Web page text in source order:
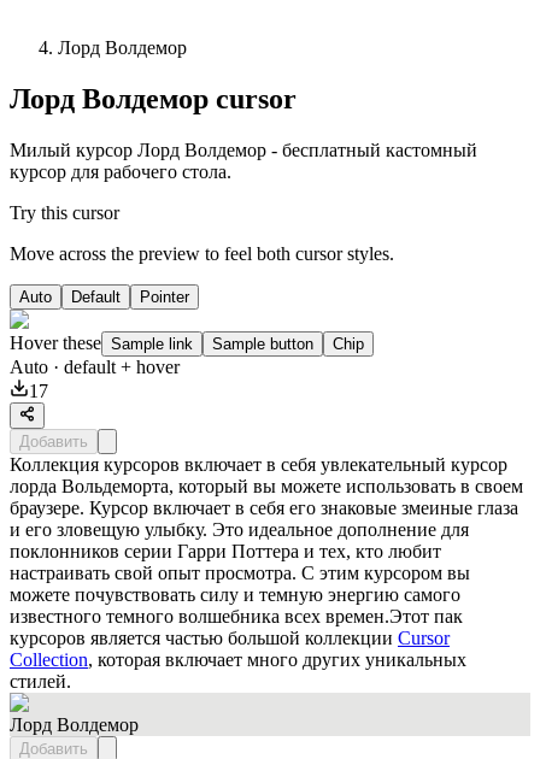
Лорд Волдемор
Лорд Волдемор cursor
Милый курсор Лорд Волдемор - бесплатный кастомный
курсор для рабочего стола.
Try this cursor
Move across the preview to feel both cursor styles.
Auto Default Pointer
Hover these Sample link Sample button Chip
Auto · default + hover
17
Добавить
Коллекция курсоров включает в себя увлекательный курсор
лорда Вольдеморта, который вы можете использовать в своем
браузере. Курсор включает в себя его знаковые змеиные глаза
и его зловещую улыбку. Это идеальное дополнение для
поклонников серии Гарри Поттера и тех, кто любит
настраивать свой опыт просмотра. С этим курсором вы
можете почувствовать силу и темную энергию самого
известного темного волшебника всех времен.Этот пак
курсоров является частью большой коллекции Cursor
Collection, которая включает много других уникальных
стилей.
Лорд Волдемор
Добавить